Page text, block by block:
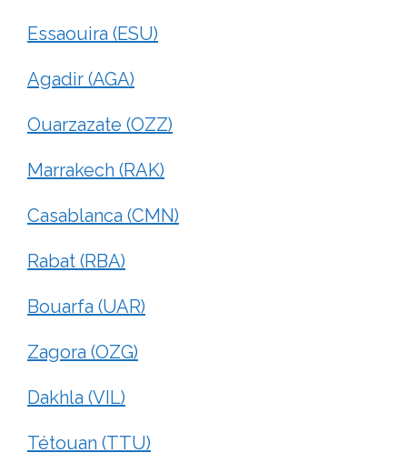
Essaouira (ESU)
Agadir (AGA)
Ouarzazate (OZZ)
Marrakech (RAK)
Casablanca (CMN)
Rabat (RBA)
Bouarfa (UAR)
Zagora (OZG)
Dakhla (VIL)
Tétouan (TTU)